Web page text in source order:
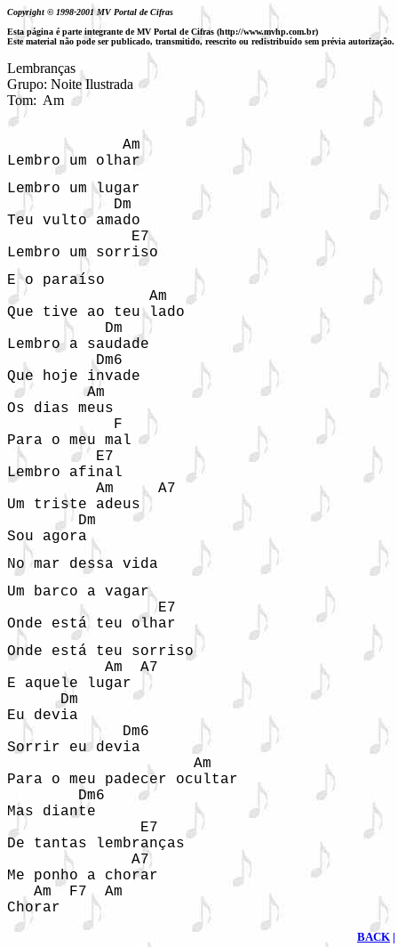
Copyright © 1998-2001 MV Portal de Cifras
Esta página é parte integrante de MV Portal de Cifras (http://www.mvhp.com.br)
Este material não pode ser publicado, transmitido, reescrito ou redistribuído sem prévia autorização.
Lembranças
Grupo: Noite Ilustrada
Tom:  Am
             Am
Lembro um olhar
Lembro um lugar
            Dm
Teu vulto amado
              E7
Lembro um sorriso
E o paraíso
                Am
Que tive ao teu lado
           Dm
Lembro a saudade
          Dm6
Que hoje invade
         Am
Os dias meus
            F
Para o meu mal
          E7
Lembro afinal
          Am     A7
Um triste adeus
        Dm
Sou agora
No mar dessa vida
Um barco a vagar
                 E7
Onde está teu olhar
Onde está teu sorriso
           Am  A7
E aquele lugar
      Dm
Eu devia
             Dm6
Sorrir eu devia
                     Am
Para o meu padecer ocultar
        Dm6
Mas diante
               E7
De tantas lembranças
              A7
Me ponho a chorar
   Am  F7  Am
BACK |